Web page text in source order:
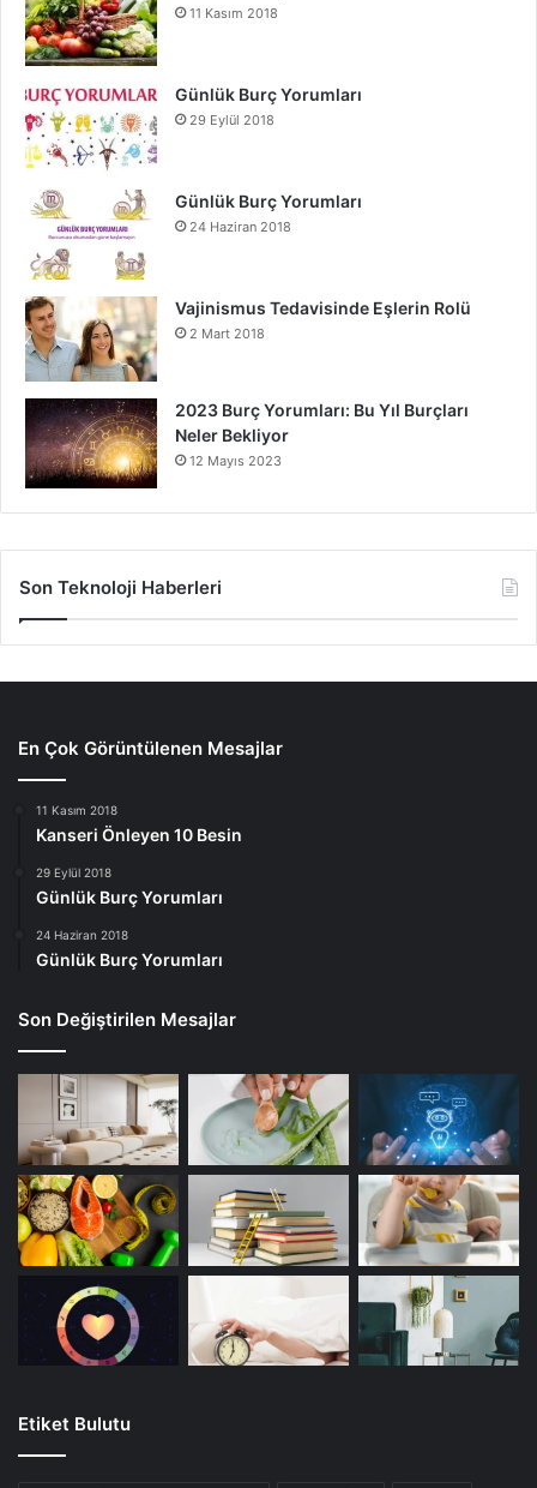
11 Kasım 2018
Günlük Burç Yorumları
29 Eylül 2018
Günlük Burç Yorumları
24 Haziran 2018
Vajinismus Tedavisinde Eşlerin Rolü
2 Mart 2018
2023 Burç Yorumları: Bu Yıl Burçları
Neler Bekliyor
12 Mayıs 2023
Son Teknoloji Haberleri
En Çok Görüntülenen Mesajlar
11 Kasım 2018
Kanseri Önleyen 10 Besin
29 Eylül 2018
Günlük Burç Yorumları
24 Haziran 2018
Günlük Burç Yorumları
Son Değiştirilen Mesajlar
Etiket Bulutu